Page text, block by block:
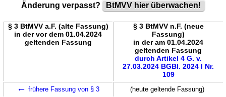
Änderung verpasst? BtMVV hier überwachen!
§ 3 BtMVV a.F. (alte Fassung)
in der vor dem 01.04.2024
geltenden Fassung
§ 3 BtMVV n.F. (neue
Fassung)
in der am 01.04.2024
geltenden Fassung
durch Artikel 4 G. v.
27.03.2024 BGBl. 2024 I Nr.
109
← frühere Fassung von § 3 (heute geltende Fassung)